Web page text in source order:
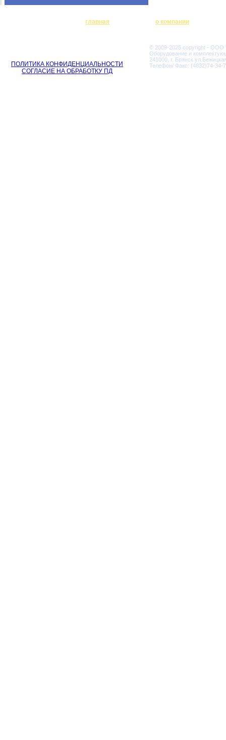
главная о компании
ПОЛИТИКА КОНФИДЕНЦИАЛЬНОСТИ
СОГЛАСИЕ НА ОБРАБОТКУ ПД
© 2009-2025 copyright - ООО
Оборудование и
241000, г. Брянск
Телефон/ Факс: (4832)74-34-